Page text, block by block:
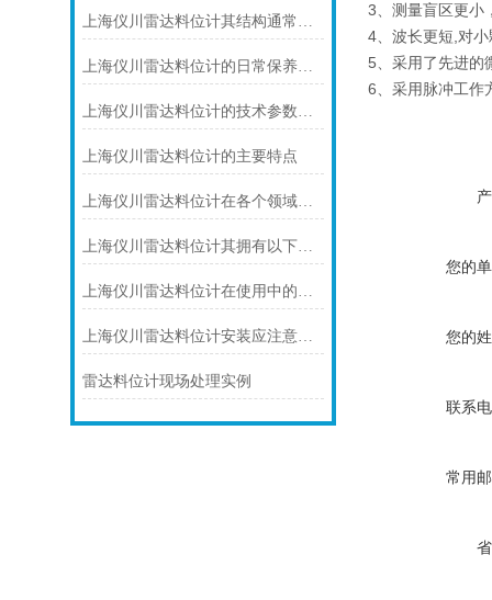
上海仪川雷达料位计其结构通常由以下部分组成
上海仪川雷达料位计的日常保养需围绕以下几点
上海仪川雷达料位计的技术参数有哪些
上海仪川雷达料位计的主要特点
上海仪川雷达料位计在各个领域中都有着广泛的作用
上海仪川雷达料位计其拥有以下几大特点
上海仪川雷达料位计在使用中的问题提出解决方案
上海仪川雷达料位计安装应注意的7个问题
雷达料位计现场处理实例
3、测量盲区更小
4、波长更短,对
5、采用了先进的
6、采用脉冲工作
您的
您的
联系
常用